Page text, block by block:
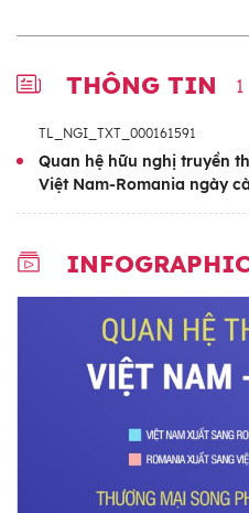
THÔNG TIN 1
TL_NGI_TXT_000161591
Quan hệ hữu nghị truyền
Việt Nam-Romania ngày